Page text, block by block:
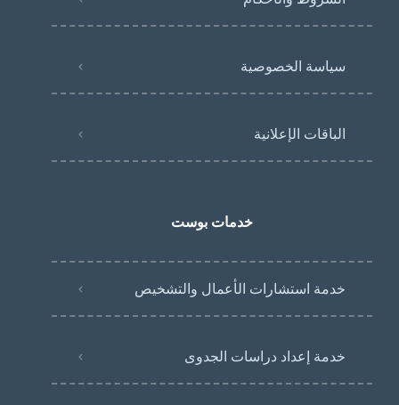
سياسة الخصوصية
الباقات الإعلانية
خدمات بوست
خدمة استشارات الأعمال والتشخيص
خدمة إعداد دراسات الجدوى